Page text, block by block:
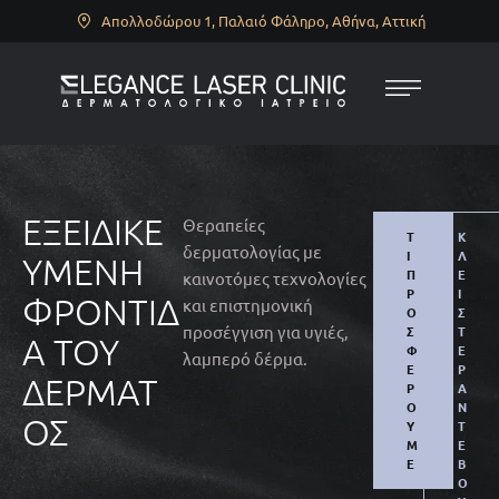
Απολλοδώρου 1, Παλαιό Φάληρο, Αθήνα, Αττική
ΕΞΕΙΔΙΚΕ
ΥΜΈΝΗ
ΦΡΟΝΤΊΔ
Α ΤΟΥ
ΔΈΡΜΑΤ
ΟΣ
Θεραπείες
δερματολογίας με
καινοτόμες τεχνολογίες
και επιστημονική
προσέγγιση για υγιές,
λαμπερό δέρμα.
Τ
Ι
Π
Ρ
Ο
Σ
Φ
Έ
Ρ
Ο
Υ
Μ
Ε
Κ
Λ
Ε
Ί
Σ
Τ
Ε
Ρ
Α
Ν
Τ
Ε
Β
Ο